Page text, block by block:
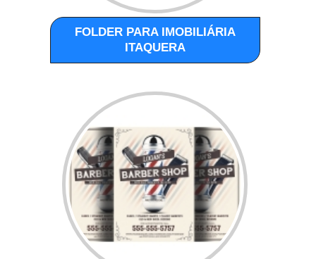
FOLDER PARA IMOBILIÁRIA
ITAQUERA